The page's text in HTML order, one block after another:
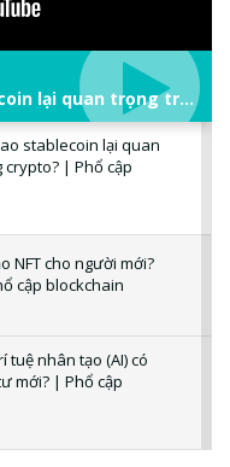
Stablecoin là gì? Tại sao stablecoin lại quan trọng trong thị trường crypto? | Phổ cập Blockchain
stablecoin lại quan
| Phổ cập
NFT cho người mới?
cập blockchain
tuệ nhân tạo (AI) có
mới? | Phổ cập